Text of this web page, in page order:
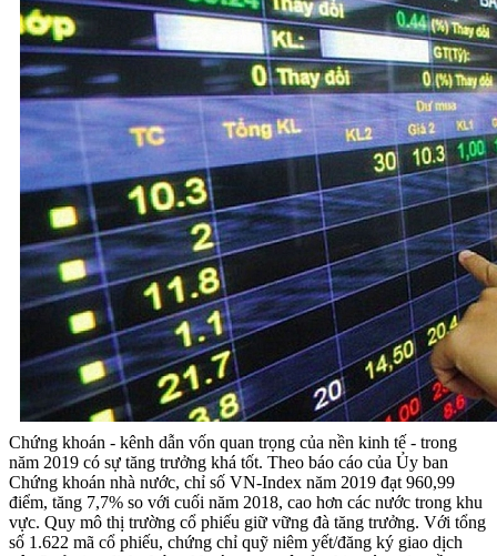
Chứng khoán - kênh dẫn vốn quan trọng của nền kinh tế - trong
năm 2019 có sự tăng trưởng khá tốt. Theo báo cáo của Ủy ban
Chứng khoán nhà nước, chỉ số VN-Index năm 2019 đạt 960,99
điểm, tăng 7,7% so với cuối năm 2018, cao hơn các nước trong khu
vực. Quy mô thị trường cổ phiếu giữ vững đà tăng trưởng. Với tổng
số 1.622 mã cổ phiếu, chứng chỉ quỹ niêm yết/đăng ký giao dịch